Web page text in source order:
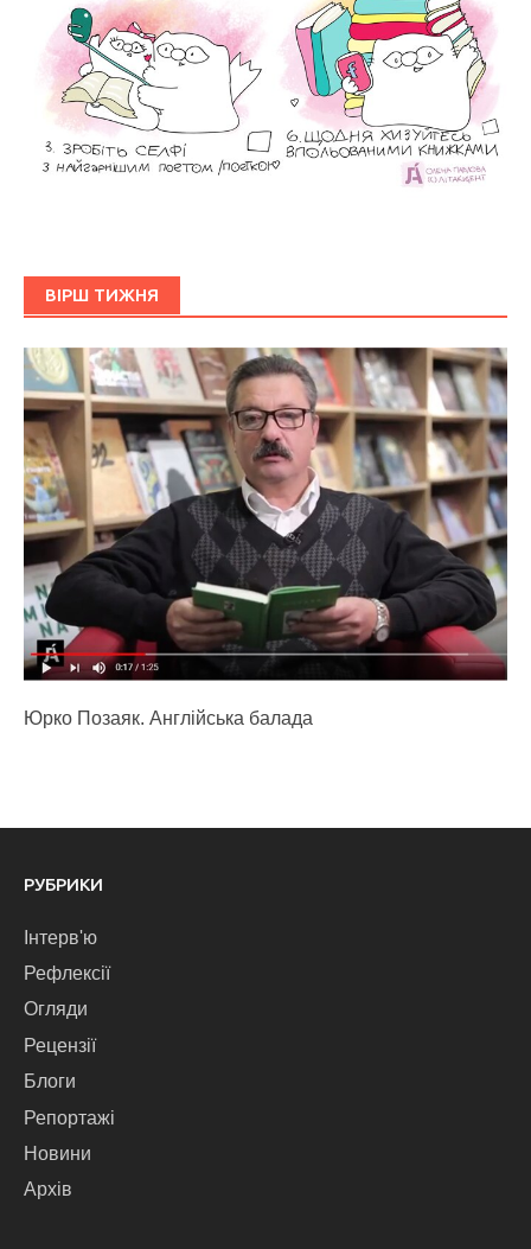
ВІРШ ТИЖНЯ
Юрко Позаяк. Англійська балада
РУБРИКИ
Інтерв'ю
Рефлексії
Огляди
Рецензії
Блоги
Репортажі
Новини
Архів